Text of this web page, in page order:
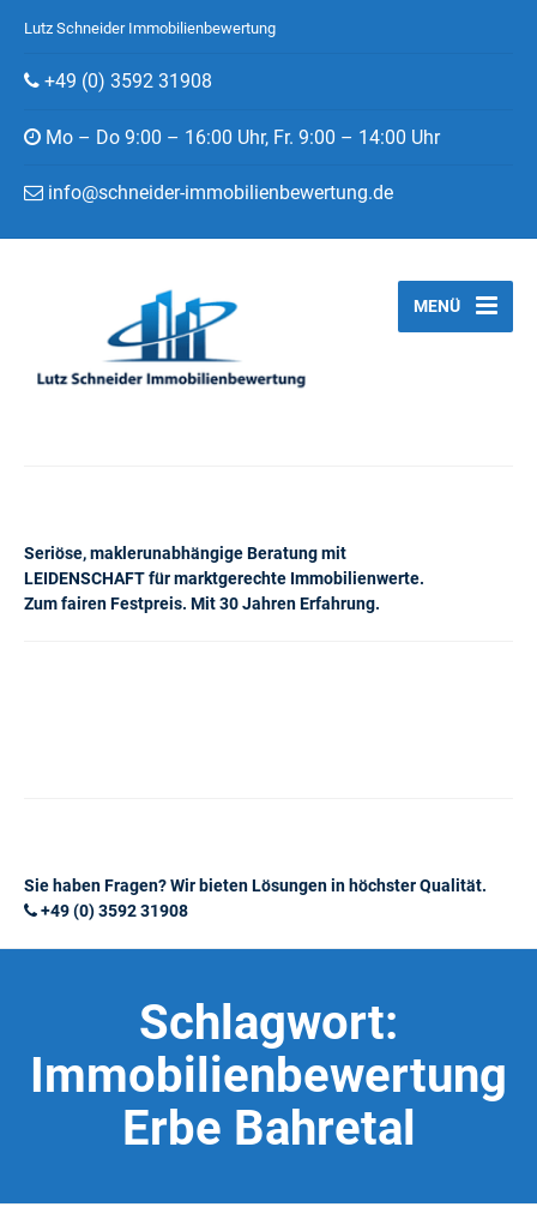
Lutz Schneider Immobilienbewertung
+49 (0) 3592 31908
Mo – Do 9:00 – 16:00 Uhr, Fr. 9:00 – 14:00 Uhr
info@schneider-immobilienbewertung.de
Seriöse, maklerunabhängige Beratung mit
LEIDENSCHAFT für marktgerechte Immobilienwerte.
Zum fairen Festpreis. Mit 30 Jahren Erfahrung.
MENÜ
Sie haben Fragen? Wir bieten Lösungen in höchster Qualität.
+49 (0) 3592 31908
Schlagwort:
Immobilienbewertung
Erbe Bahretal